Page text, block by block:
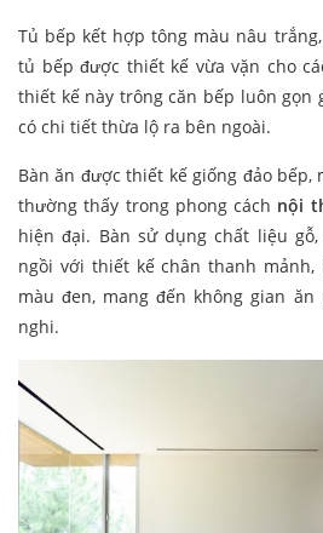
Tủ bếp kết hợp tông màu nâu
tủ bếp được thiết kế vừa vặn cho
thiết kế này trông căn bếp luôn gọn
có chi tiết thừa lộ ra bên ngoài.
Bàn ăn được thiết kế giống đảo
thường thấy trong phong cách nội
hiện đại. Bàn sử dụng chất liệu
ngồi với thiết kế chân thanh
màu đen, mang đến không gian
nghi.